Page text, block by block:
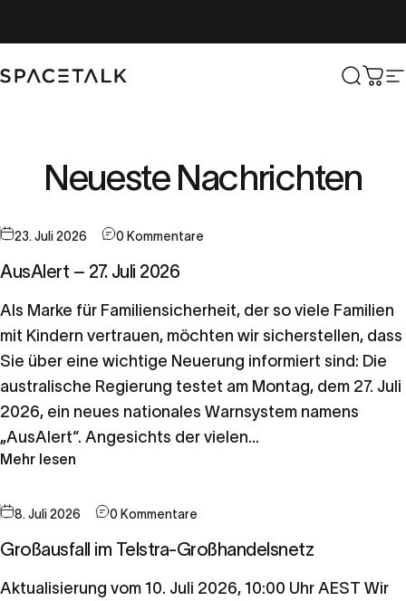
Spacetalk Suche
Neueste Nachrichten
23. Juli 2026 0 Kommentare
AusAlert – 27. Juli 2026
Als Marke für Familiensicherheit, der so viele Familien
mit Kindern vertrauen, möchten wir sicherstellen, dass
Sie über eine wichtige Neuerung informiert sind: Die
australische Regierung testet am Montag, dem 27. Juli
2026, ein neues nationales Warnsystem namens
„AusAlert“. Angesichts der vielen...
Mehr lesen
8. Juli 2026 0 Kommentare
Großausfall im Telstra-Großhandelsnetz
Aktualisierung vom 10. Juli 2026, 10:00 Uhr AEST Wir